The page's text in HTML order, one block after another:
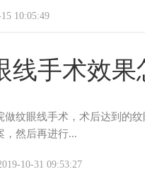
10:05:49
线手术效果
做纹眼线手术，术后达到的
，然后再进行...
10-31 09:53:27